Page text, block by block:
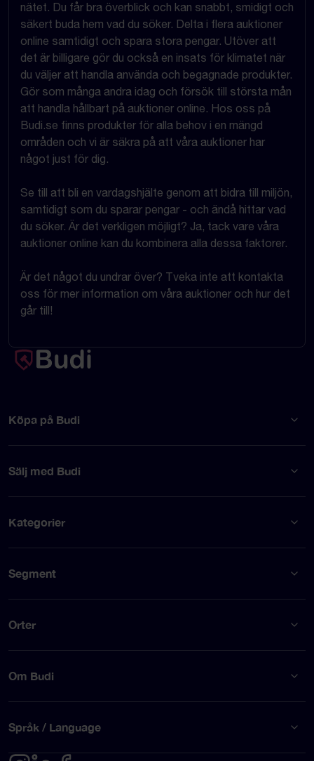
nätet. Du får bra överblick och kan snabbt, smidigt och
säkert buda hem vad du söker. Delta i flera auktioner
online samtidigt och spara stora pengar. Utöver att
det är billigare gör du också en insats för klimatet när
du väljer att handla använda och begagnade produkter.
Gör som många andra idag och försök till största mån
att handla hållbart på auktioner online. Hos oss på
Budi.se finns produkter för alla behov i en mängd
områden och vi är säkra på att våra auktioner har
något just för dig.
Se till att bli en vardagshjälte genom att bidra till miljön,
samtidigt som du sparar pengar - och ändå hittar vad
du söker. Är det verkligen möjligt? Ja, tack vare våra
auktioner online kan du kombinera alla dessa faktorer.
Är det något du undrar över? Tveka inte att kontakta
oss för mer information om våra auktioner och hur det
går till!
Köpa på Budi
Sälj med Budi
Kategorier
Segment
Orter
Om Budi
Språk / Language